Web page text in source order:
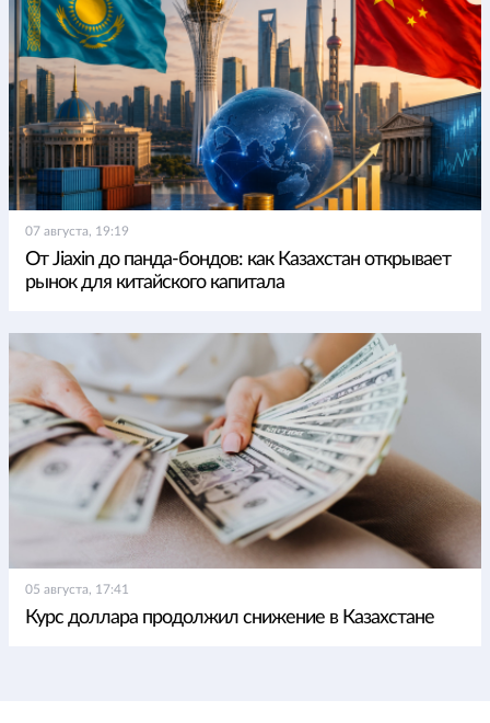
07 августа, 19:19
От Jiaxin до панда-бондов: как Казахстан открывает
рынок для китайского капитала
05 августа, 17:41
Курс доллара продолжил снижение в Казахстане